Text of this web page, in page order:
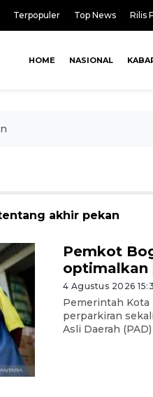
Terpopuler Top News Rilis
HOME NASIONAL
akhir pekan
Pemkot
optimalkan
4 Agustus 2026
Pemerintah Kota
perparkiran
Asli Daerah